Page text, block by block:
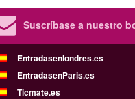
Suscríbase a nuestro
Entradasenlondres.es
EntradasenParis.es
Ticmate.es